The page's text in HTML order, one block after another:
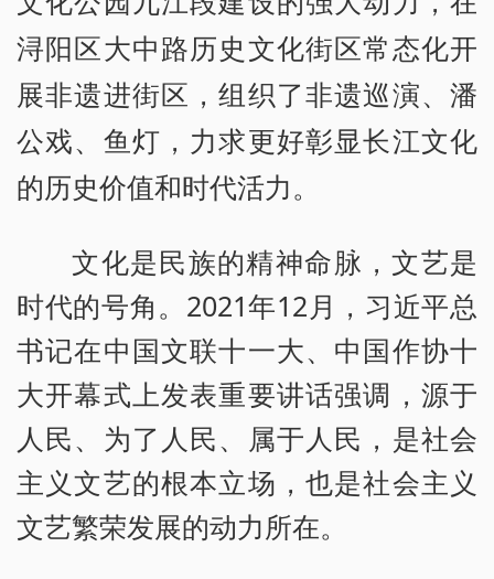
浔阳区大中路历史文化街区常态化开
展非遗进街区，组织了非遗巡演、潘
公戏、鱼灯，力求更好彰显长江文化
的历史价值和时代活力。
文化是民族的精神命脉，文艺是
时代的号角。2021年12月，习近平总
书记在中国文联十一大、中国作协十
大开幕式上发表重要讲话强调，源于
人民、为了人民、属于人民，是社会
主义文艺的根本立场，也是社会主义
文艺繁荣发展的动力所在。